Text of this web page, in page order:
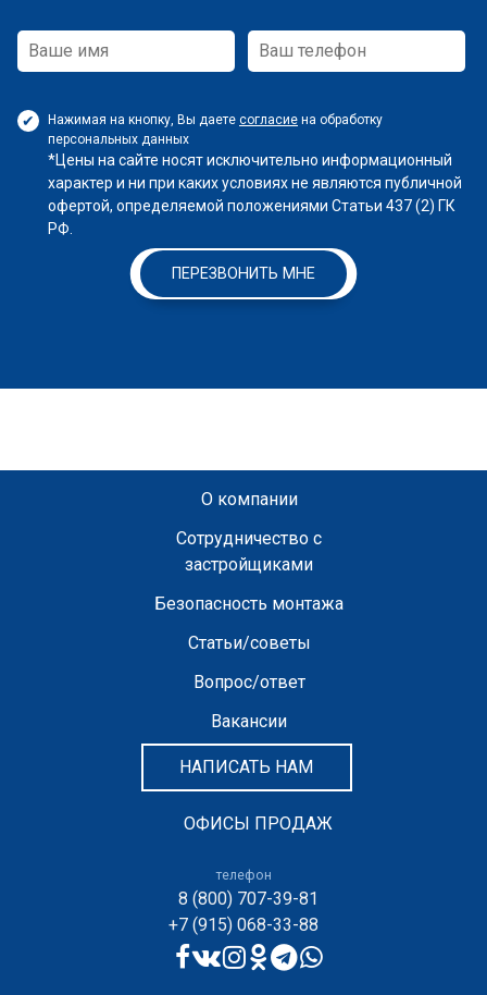
Нажимая на кнопку, Вы даете согласие на обработку
персональных данных
*Цены на сайте носят исключительно информационный
характер и ни при каких условиях не являются публичной
офертой, определяемой положениями Статьи 437 (2) ГК
РФ.
ПЕРЕЗВОНИТЬ МНЕ
О компании
Сотрудничество с
застройщиками
Безопасность монтажа
Статьи/советы
Вопрос/ответ
Вакансии
НАПИСАТЬ НАМ
ОФИСЫ ПРОДАЖ
телефон
8 (800) 707-39-81
+7 (915) 068-33-88